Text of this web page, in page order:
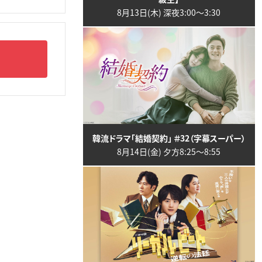
8月13日(木) 深夜3:00〜3:30
韓流ドラマ「結婚契約」 ＃32（字幕スーパー）
8月14日(金) 夕方8:25〜8:55